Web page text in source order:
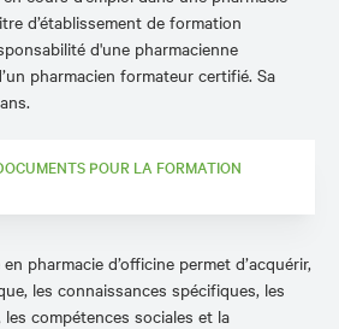
d’établissement de formation
d'une pharmacienne
pharmacien formateur certifié. Sa
POUR LA FORMATION
pharmacie d’officine permet d’acquérir,
les connaissances spécifiques, les
compétences sociales et la